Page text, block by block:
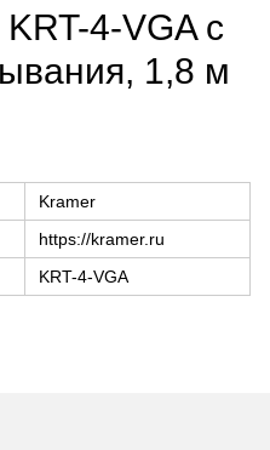
4-VGA с
1,8 м
Kramer
https://kramer.ru
KRT-4-VGA